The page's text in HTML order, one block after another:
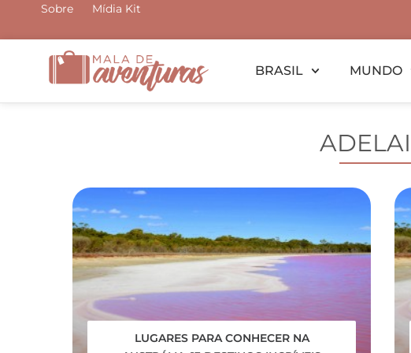
conteúdo
Sobre Mídia Kit
BRASIL MUNDO
LUGARES PARA CONHECER NA